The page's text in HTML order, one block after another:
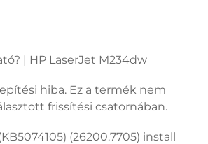
| HP LaserJet M234dw
hiba. Ez a termék nem
frissítési csatornában.
(26200.7705) install